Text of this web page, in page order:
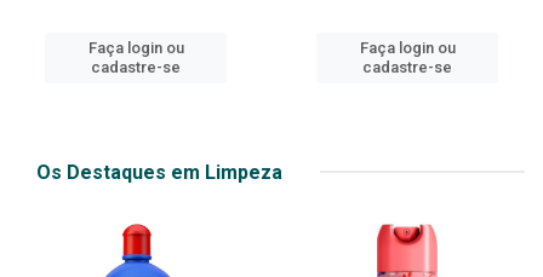
Faça login ou
cadastre-se
Faça login ou
cadastre-se
Os Destaques em Limpeza